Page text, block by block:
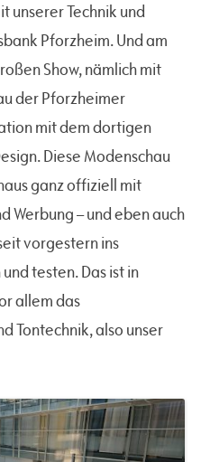
unserer Technik und
Pforzheim. Und am
Show, nämlich mit
der Pforzheimer
mit dem dortigen
Diese Modenschau
ganz offiziell mit
Werbung – und eben auch
vorgestern ins
testen. Das ist in
allem das
Tontechnik, also unser